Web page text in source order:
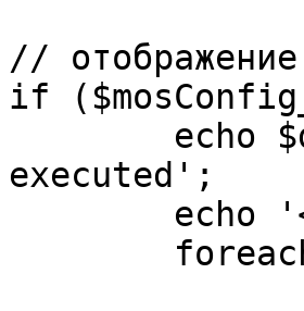
// отображение
if
executed';